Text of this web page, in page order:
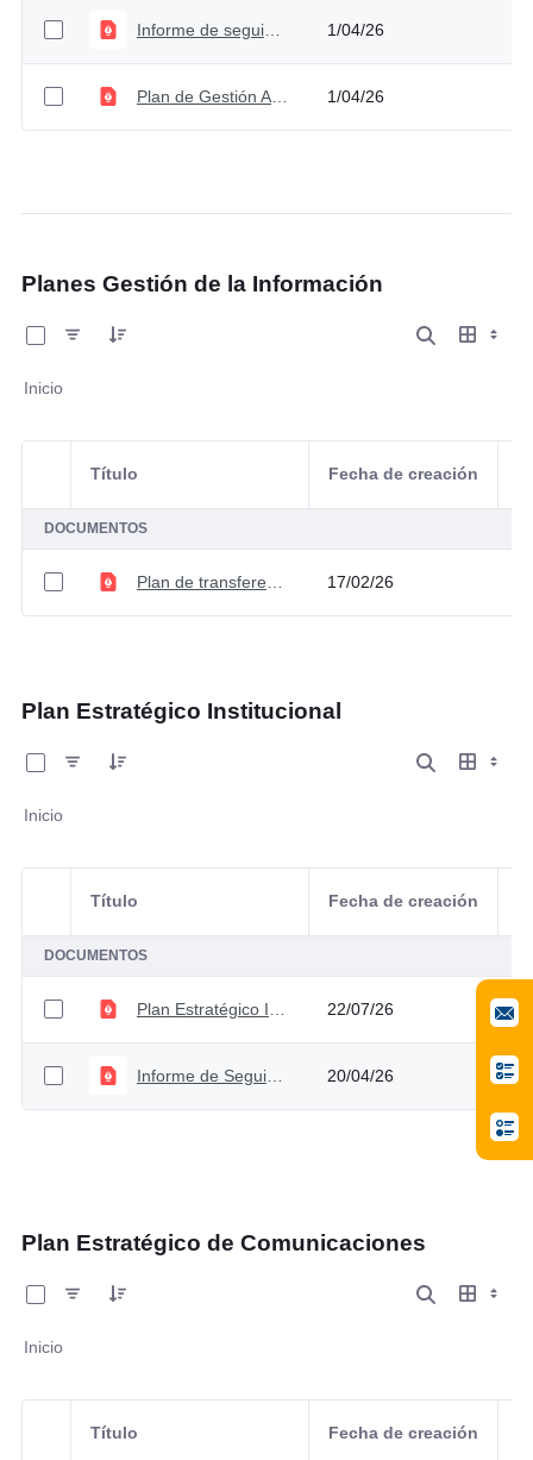
Informe de seguimiento al Plan de Gestión Ambiental Primer semestre 1/04/26
Plan de Gestión Ambiental V1 1/04/26
Planes Gestión de la Información
Inicio
Selección del elemento
Título Fecha de creación
DOCUMENTOS
17/02/26
Plan Estratégico Institucional
Inicio
Selección del elemento
Título Fecha de creación
DOCUMENTOS
22/07/26
Informe de Seguimiento Plan Estratégico Institucional 20/04/26
Plan Estratégico de Comunicaciones
Inicio
Selección del elemento
Título Fecha de creación